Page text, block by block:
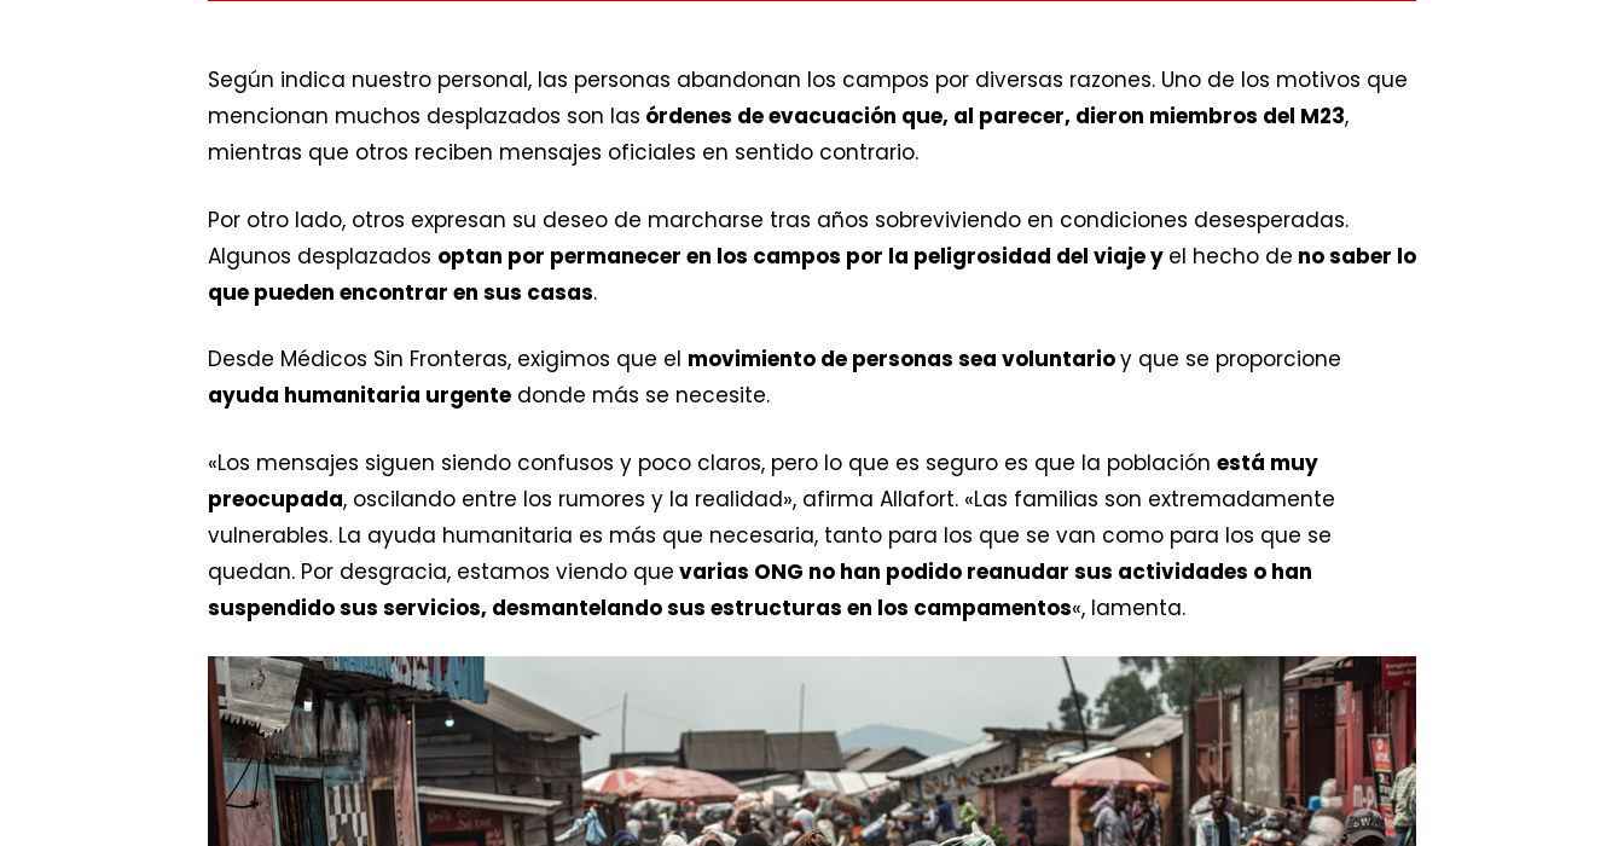
Según indica nuestro personal, las personas abandonan los campos por diversas razones. Uno de los motivos que
mencionan muchos desplazados son las órdenes de evacuación que, al parecer, dieron miembros del M23,
mientras que otros reciben mensajes oficiales en sentido contrario.
Por otro lado, otros expresan su deseo de marcharse tras años sobreviviendo en condiciones desesperadas.
Algunos desplazados optan por permanecer en los campos por la peligrosidad del viaje y el hecho de no saber lo
que pueden encontrar en sus casas.
Desde Médicos Sin Fronteras, exigimos que el movimiento de personas sea voluntarioy que se proporcione
ayuda humanitaria urgente donde más se necesite.
«Los mensajes siguen siendo confusos y poco claros, pero lo que es seguro es que la población está muy
preocupada, oscilando entre los rumores y la realidad», afirma Allafort. «Las familias son extremadamente
vulnerables. La ayuda humanitaria es más que necesaria, tanto para los que se van como para los que se
quedan. Por desgracia, estamos viendo que varias ONG no han podido reanudar sus actividades o han
suspendido sus servicios, desmantelando sus estructuras en los campamentos«, lamenta.